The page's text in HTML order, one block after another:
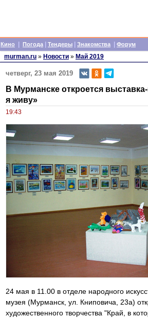
Кино Погода Тендеры Знакомства Форум
murman.ru » Новости » Май 2019
четверг, 23 мая 2019
В Мурманске откроется
я живу»
19:43
24 мая в 11.00 в отделе народного
музея (Мурманск, ул. Книповича, 23а)
художественного творчества "Край, в